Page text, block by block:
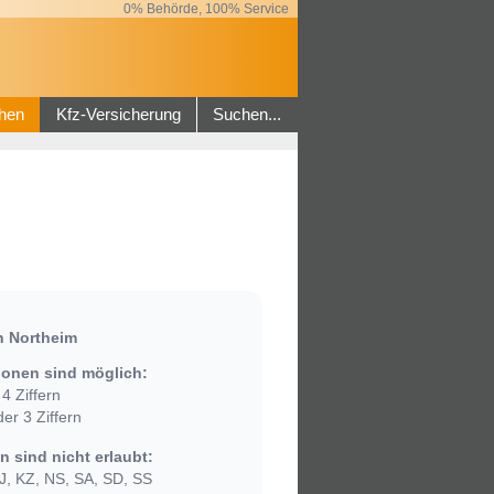
0% Behörde, 100% Service
Kfz-Versicherung Suchen...
Northeim
sind möglich:
Ziffern
3 Ziffern
sind nicht erlaubt:
KZ, NS, SA, SD, SS